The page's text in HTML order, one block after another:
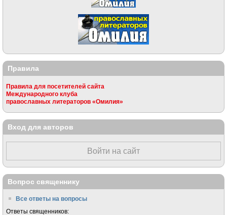
Правила
Правила для посетителей сайта
Международного клуба
православных литераторов «Омилия»
Вход для авторов
Войти на сайт
Вопрос священнику
Все ответы на вопросы
Ответы священников: